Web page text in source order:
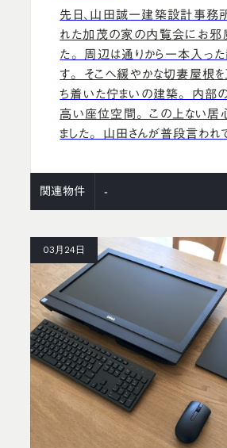
先日、山田誠一建築設計事務
れた加茂の家の内覧会にお邪
た。 周辺は通りから一本入っ
す。 そこへ緩やかな切妻屋根
ち着いた佇まいの建築。 内部
高い座位空間。 この上ない居
ました。 山田さんが普段言わ
関連物件 -
03月24日